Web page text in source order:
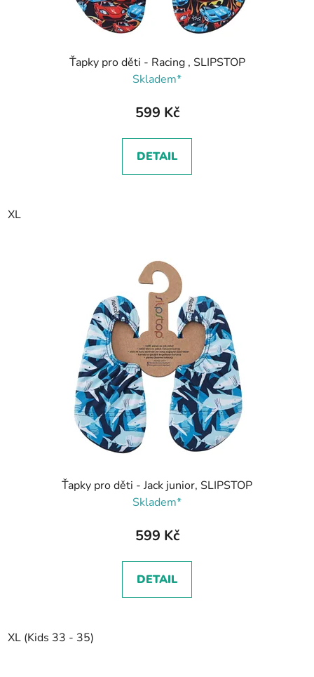
Ťapky pro děti - Racing , SLIPSTOP
Skladem*
599 Kč
DETAIL
XL
Ťapky pro děti - Jack junior, SLIPSTOP
Skladem*
599 Kč
DETAIL
XL (Kids 33 - 35)